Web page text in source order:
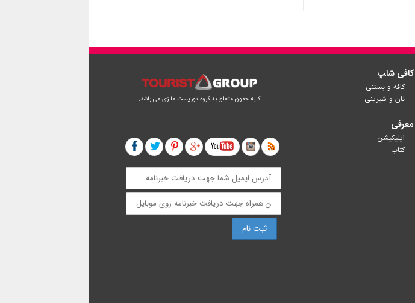
کافی شا‍پ
کافه و بستنی
نان و شیرینی
معرفی
اپلیکیشن
کتاب
کلیه حقوق متعلق به گروه توریست مالزی می باشد.